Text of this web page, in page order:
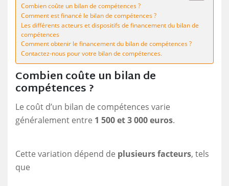
Combien coûte un bilan de compétences ?
Comment est financé le bilan de compétences ?
Les différents acteurs et dispositifs de financement du bilan de
compétences
Comment obtenir le financement du bilan de compétences ?
Contactez-nous pour votre bilan de compétences.
Combien coûte un bilan de
compétences ?
Le coût d’un bilan de compétences varie
généralement entre 1 500 et 3 000 euros.
Cette variation dépend de plusieurs facteurs, tels
que